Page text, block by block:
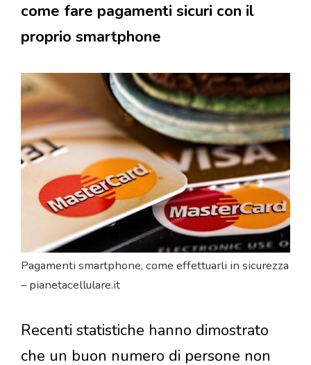
come fare pagamenti sicuri con il
proprio smartphone
Pagamenti smartphone, come effettuarli in sicurezza
– pianetacellulare.it
Recenti statistiche hanno dimostrato
che un buon numero di persone non